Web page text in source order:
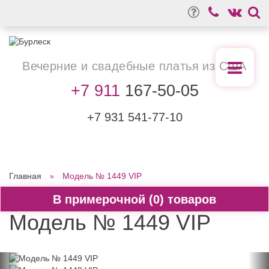
0
Вечерние и свадебные платья из США
+7 911 167-50-05
+7 931 541-77-10
Главная Модель № 1449 VIP
Модель № 1449 VIP